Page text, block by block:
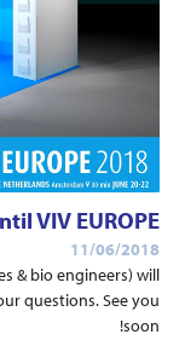
VIV EUROPE!
11/06/2018
& bio engineers) will
questions. See you
soon!